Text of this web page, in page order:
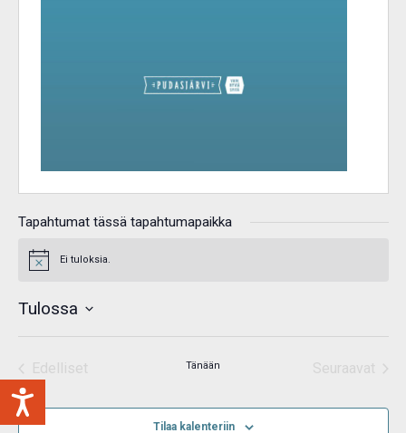
Tapahtumat tässä tapahtumapaikka
Notice Ei tuloksia.
Tulossa
Valitse
päivä.Edelliset
Tänään
Seuraavat
Tilaa kalenteriin